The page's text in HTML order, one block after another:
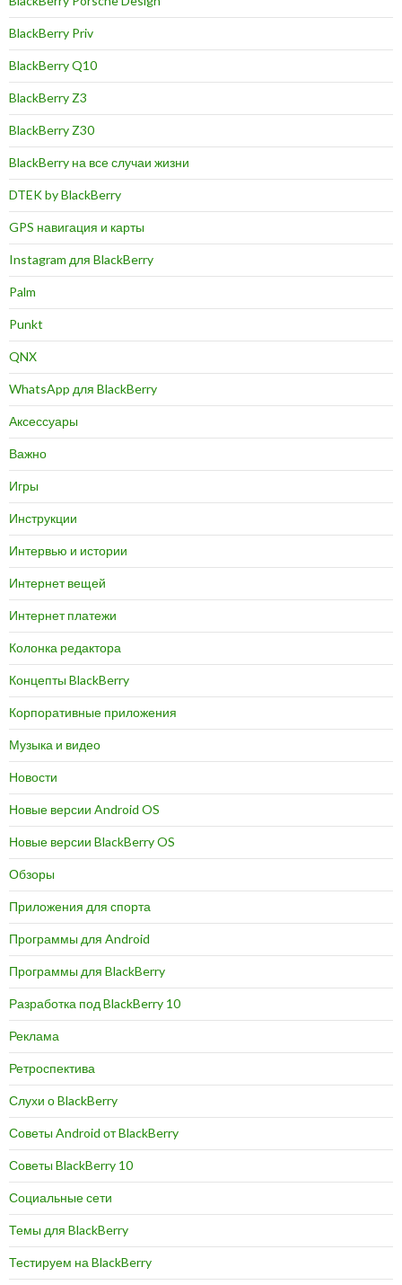
BlackBerry Priv
BlackBerry Q10
BlackBerry Z3
BlackBerry Z30
BlackBerry на все случаи жизни
DTEK by BlackBerry
GPS навигация и карты
Instagram для BlackBerry
Palm
Punkt
QNX
WhatsApp для BlackBerry
Аксессуары
Важно
Игры
Инструкции
Интервью и истории
Интернет вещей
Интернет платежи
Колонка редактора
Концепты BlackBerry
Корпоративные приложения
Музыка и видео
Новости
Новые версии Android OS
Новые версии BlackBerry OS
Обзоры
Приложения для спорта
Программы для Android
Программы для BlackBerry
Разработка под BlackBerry 10
Реклама
Ретроспектива
Слухи о BlackBerry
Советы Android от BlackBerry
Советы BlackBerry 10
Социальные сети
Темы для BlackBerry
Тестируем на BlackBerry